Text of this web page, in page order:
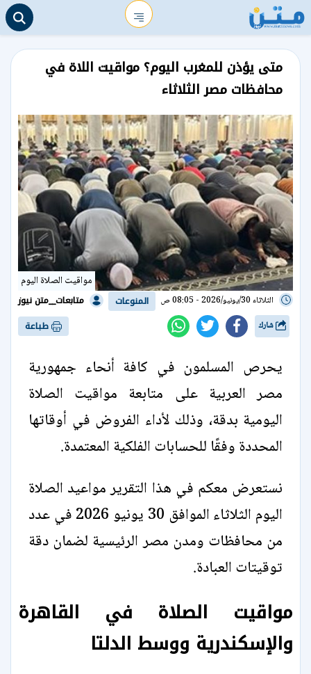
متى يؤذن للمغرب اليوم؟ مواقيت اللاة في
محافظات مصر الثلاثاء
مواقيت الصلاة اليوم
الثلاثاء 30/يونيو/2026 - 08:05 ص المنوعات متابعات__متن نيوز
طباعة
يحرص المسلمون في كافة أنحاء جمهورية
مصر العربية على متابعة مواقيت الصلاة
اليومية بدقة، وذلك لأداء الفروض في أوقاتها
المحددة وفقًا للحسابات الفلكية المعتمدة.
نستعرض معكم في هذا التقرير مواعيد الصلاة
اليوم الثلاثاء الموافق 30 يونيو 2026 في عدد
من محافظات ومدن مصر الرئيسية لضمان دقة
توقيتات العبادة.
مواقيت الصلاة في القاهرة
والإسكندرية ووسط الدلتا